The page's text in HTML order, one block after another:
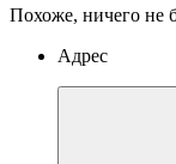
Похоже, ничего не
Адрес